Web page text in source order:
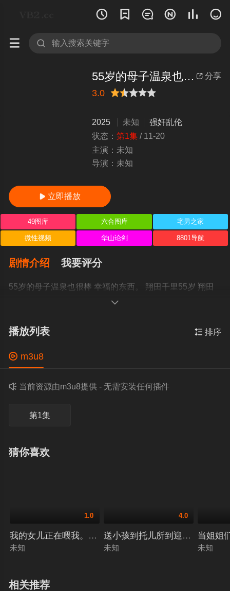
     
 
 分享
55岁的母子温泉也很棒 幸福的东西。 翔田千里55岁 翔田千里 YOCH_014
3.0
推荐力荐
2025 未知
强奸乱伦
状态： 第1集/ 11-20
主演： 未知
导演： 未知
 立即播放
49图库 六合图库 宅男之家
微性视频 华山论剑 8801导航
剧情介绍 我要评分
55岁的母子温泉也很棒 幸福的东西。 翔田千里55岁 翔田

 排序
播放列表
 m3u8
 当前资源由m3u8提供 - 无需安装任何插件
第1集
猜你喜欢
1.0
我的女儿正在喂我。 铃香樱 桜すずか ワープエンタテイ
未知
4.0
送小孩到托儿所到迎接的8小时
未知 未知
相关推荐